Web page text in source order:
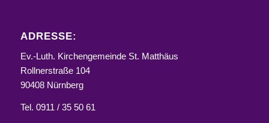
ADRESSE:
Ev.-Luth. Kirchengemeinde St. Matthäus
Rollnerstraße 104
90408 Nürnberg
Tel. 0911 / 35 50 61